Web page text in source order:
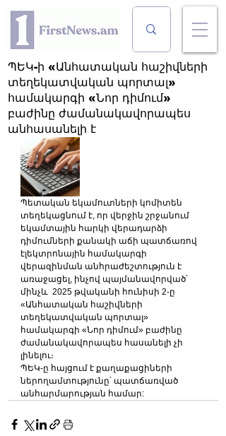
ՊԵԿ-ի «Անհատական հաշիվների
տեղեկատվական պորտալ»
համակարգի «Նոր դիմում»
բաժինը ժամանակավորապես
անհասանելի է
Պետական եկամուտների կոմիտեն
տեղեկացնում է, որ վերջին շրջանում
եկամտային հարկի վերադարձի
դիմումների քանակի աճի պատճառով
էլեկտրոնային համակարգի
վերազինման անհրաժեշտություն է
առաջացել, ինչով պայմանավորված՝
մինչև  2025 թվականի հունիսի 2-ը
«Անհատական հաշիվների
տեղեկատվական պորտալ»
համակարգի «Նոր դիմում» բաժինը
ժամանակավորապես հասանելի չի
լինելու։
ՊԵԿ-ը հայցում է քաղաքացիների
ներողամտությունը՝ պատճառված
անհարմարության համար: